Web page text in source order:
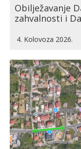
Obilježavanje
zahvalnosti i
4. Kolovoza 2026.